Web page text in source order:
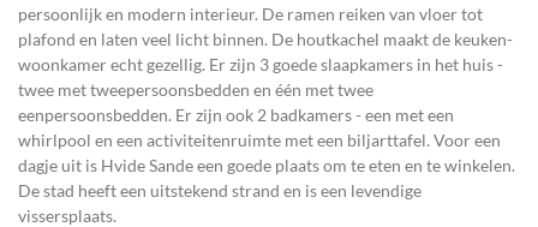
persoonlijk en modern interieur. De ramen reiken van vloer tot
plafond en laten veel licht binnen. De houtkachel maakt de keuken-
woonkamer echt gezellig. Er zijn 3 goede slaapkamers in het huis -
twee met tweepersoonsbedden en één met twee
eenpersoonsbedden. Er zijn ook 2 badkamers - een met een
whirlpool en een activiteitenruimte met een biljarttafel. Voor een
dagje uit is Hvide Sande een goede plaats om te eten en te winkelen.
De stad heeft een uitstekend strand en is een levendige
vissersplaats.